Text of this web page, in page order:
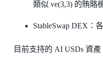
類似 ve(3,3) 的賄賂
StableSwap DEX：
目前支持的 AI USDs 資產